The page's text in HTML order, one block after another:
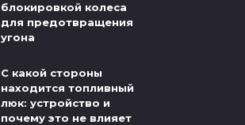
блокировкой колеса
для предотвращения
угона
С какой стороны
находится топливный
люк: устройство и
почему это не влияет